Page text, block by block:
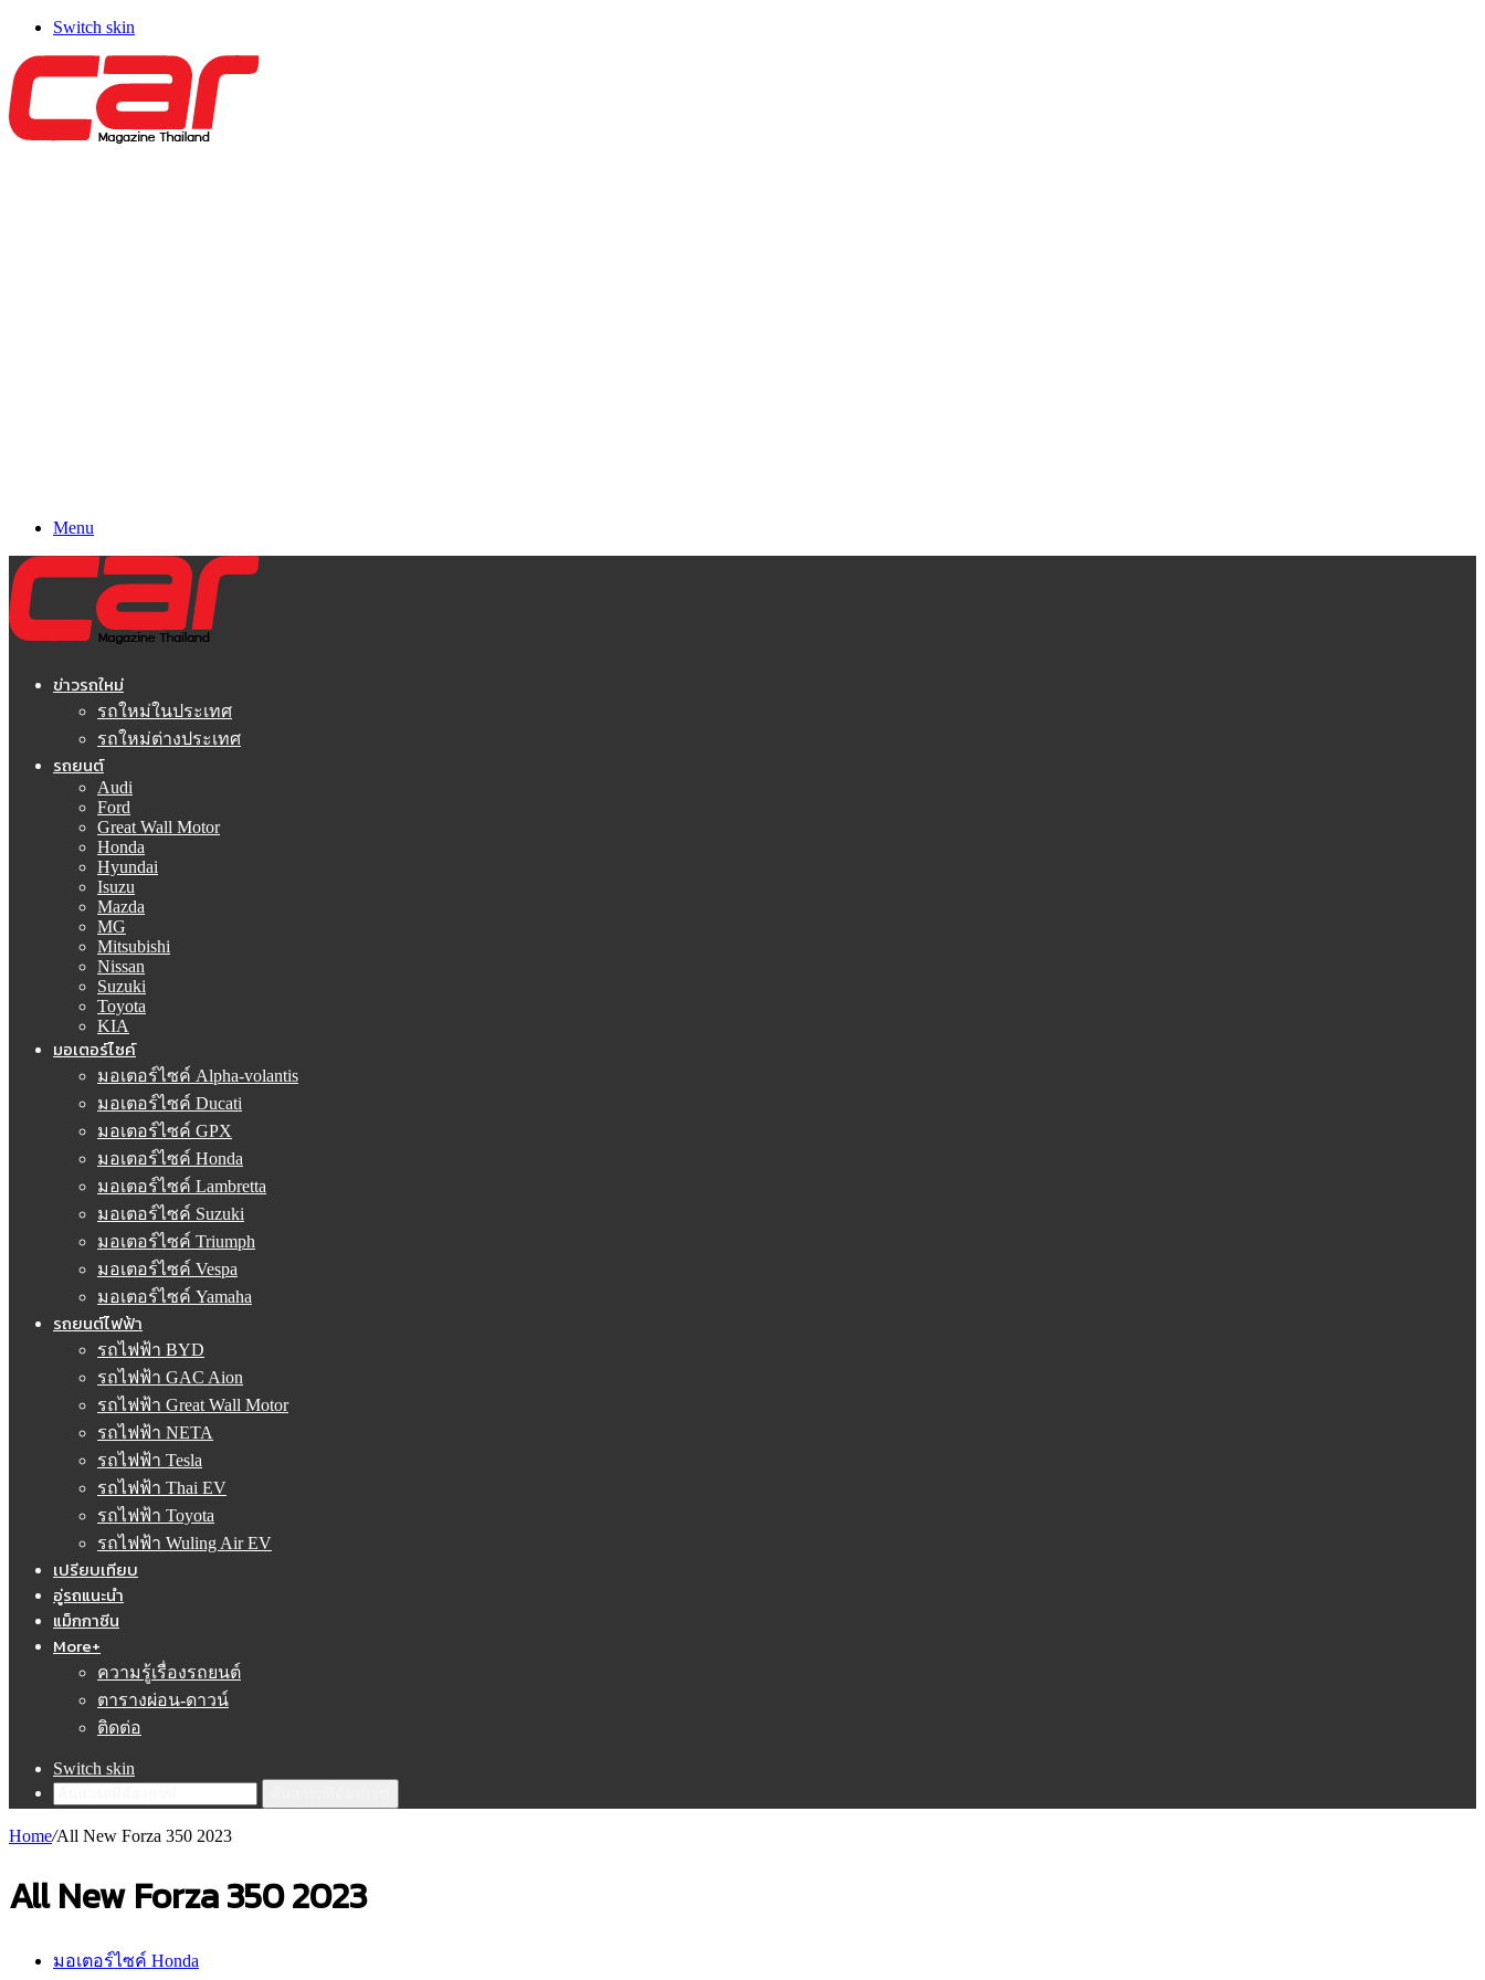
Switch skin
Menu
ข่าวรถใหม่
รถใหม่ในประเทศ
รถใหม่ต่างประเทศ
รถยนต์
Audi
Ford
Great Wall Motor
Honda
Hyundai
Isuzu
Mazda
MG
Mitsubishi
Nissan
Suzuki
Toyota
KIA
มอเตอร์ไซค์
มอเตอร์ไซค์ Alpha-volantis
มอเตอร์ไซค์ Ducati
มอเตอร์ไซค์ GPX
มอเตอร์ไซค์ Honda
มอเตอร์ไซค์ Lambretta
มอเตอร์ไซค์ Suzuki
มอเตอร์ไซค์ Triumph
มอเตอร์ไซค์ Vespa
มอเตอร์ไซค์ Yamaha
รถยนต์ไฟฟ้า
รถไฟฟ้า BYD
รถไฟฟ้า GAC Aion
รถไฟฟ้า Great Wall Motor
รถไฟฟ้า NETA
รถไฟฟ้า Tesla
รถไฟฟ้า Thai EV
รถไฟฟ้า Toyota
รถไฟฟ้า Wuling Air EV
เปรียบเทียบ
อู่รถแนะนำ
แม็กกาซีน
More+
ความรู้เรื่องรถยนต์
ตารางผ่อน-ดาวน์
ติดต่อ
Switch skin
Home/All New Forza 350 2023
All New Forza 350 2023
มอเตอร์ไซค์ Honda